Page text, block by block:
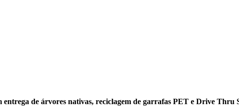
de árvores nativas, reciclagem de garrafas PET e Drive Thru